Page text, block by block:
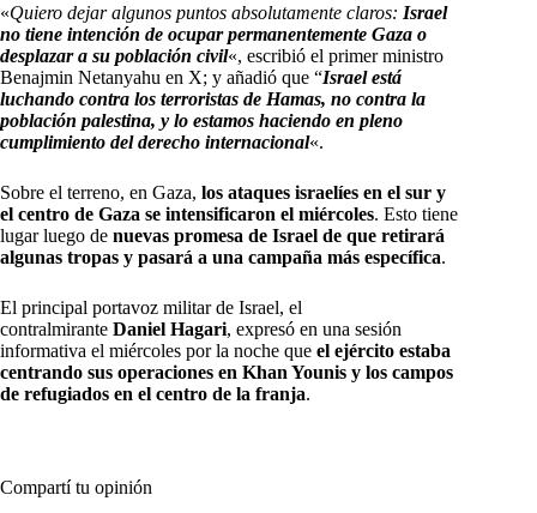
«Quiero dejar algunos puntos absolutamente claros: Israel
no tiene intención de ocupar permanentemente Gaza o
desplazar a su población civil«, escribió el primer ministro
Benajmin Netanyahu en X; y añadió que “Israel está
luchando contra los terroristas de Hamas, no contra la
población palestina, y lo estamos haciendo en pleno
cumplimiento del derecho internacional«.
Sobre el terreno, en Gaza, los ataques israelíes en el sur y
el centro de Gaza se intensificaron el miércoles. Esto tiene
lugar luego de nuevas promesa de Israel de que retirará
algunas tropas y pasará a una campaña más específica.
El principal portavoz militar de Israel, el
contralmirante Daniel Hagari, expresó en una sesión
informativa el miércoles por la noche que el ejército estaba
centrando sus operaciones en Khan Younis y los campos
de refugiados en el centro de la franja.
Compartí tu opinión